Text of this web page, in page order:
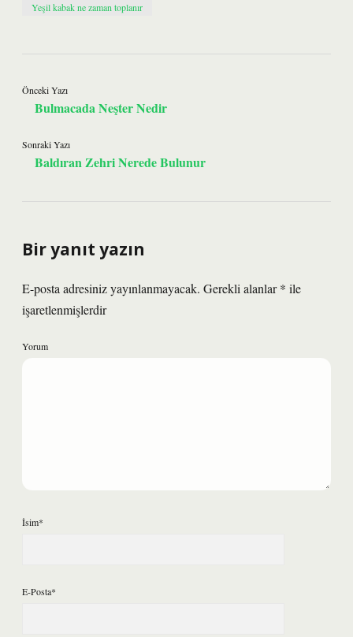
Yeşil kabak ne zaman toplanır
Önceki Yazı
Bulmacada Neşter Nedir
Sonraki Yazı
Baldıran Zehri Nerede Bulunur
Bir yanıt yazın
E-posta adresiniz yayınlanmayacak. Gerekli alanlar* ile
işaretlenmişlerdir
Yorum
İsim*
E-Posta*